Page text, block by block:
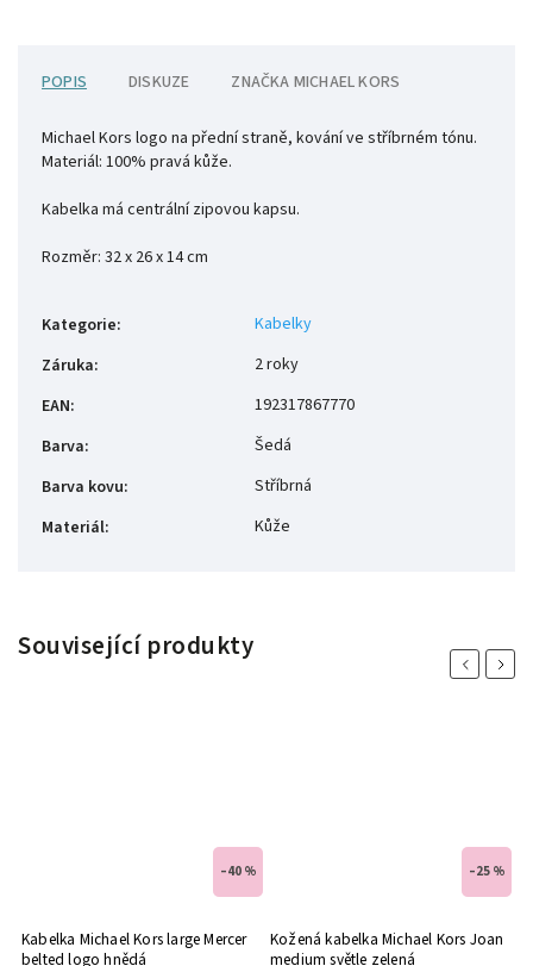
POPIS DISKUZE ZNAČKA MICHAEL KORS
Michael Kors logo na přední straně, kování ve stříbrném tónu.
Materiál: 100% pravá kůže.
Kabelka má centrální zipovou kapsu.
Rozměr: 32 x 26 x 14 cm
Kategorie:
Kabelky
Záruka:
2 roky
EAN:
192317867770
Barva:
Šedá
Barva kovu:
Stříbrná
Materiál: Kůže
Související produkty
Previous
–40 %
Kabelka Michael Kors large Mercer
belted logo hnědá
–25 %
Kožená kabelka Michael Kors Joan
medium světle zelená
Next